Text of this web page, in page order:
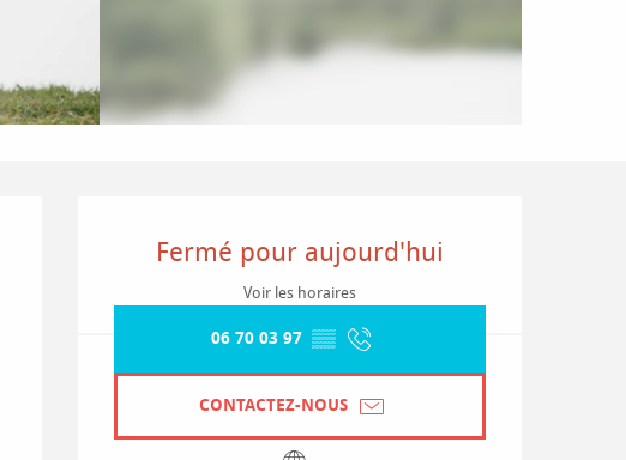
Fermé pour aujourd'hui
Voir les horaires
06 70 03 97 ▒▒
CONTACTEZ-NOUS